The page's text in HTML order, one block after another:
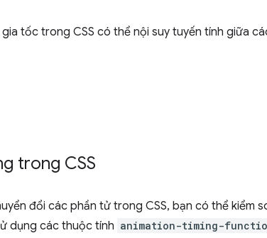
gia tốc trong CSS có thể nội suy tuyến tính giữa
trong CSS
đổi các phần tử trong CSS, bạn có thể kiểm
dụng các thuộc tính animation-timing-